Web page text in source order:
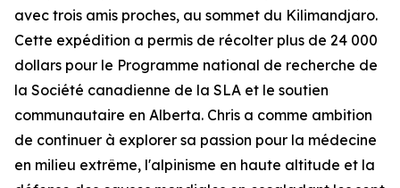
avec trois amis proches, au sommet du Kilimandjaro.
Cette expédition a permis de récolter plus de 24 000
dollars pour le Programme national de recherche de
la Société canadienne de la SLA et le soutien
communautaire en Alberta. Chris a comme ambition
de continuer à explorer sa passion pour la médecine
en milieu extrême, l'alpinisme en haute altitude et la